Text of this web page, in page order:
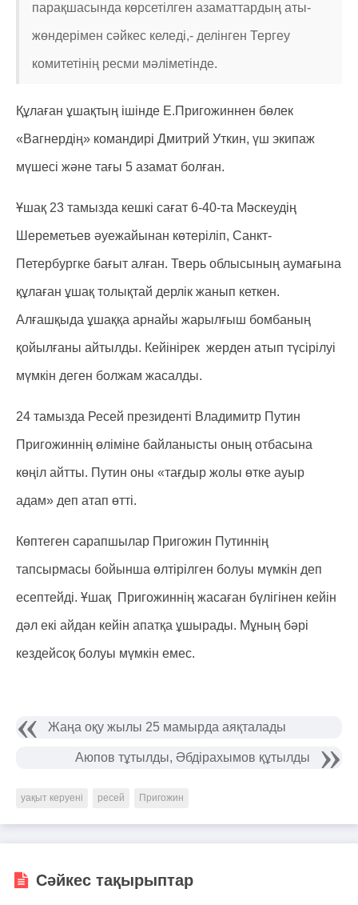
парақшасында көрсетілген азаматтардың аты-
жөндерімен сәйкес келеді,- делінген Тергеу
комитетінің ресми мәліметінде.
Құлаған ұшақтың ішінде Е.Пригожиннен бөлек
«Вагнердің» командирі Дмитрий Уткин, үш экипаж
мүшесі және тағы 5 азамат болған.
Ұшақ 23 тамызда кешкі сағат 6-40-та Мәскеудің
Шереметьев әуежайынан көтеріліп, Санкт-
Петербургке бағыт алған. Тверь облысының аумағына
құлаған ұшақ толықтай дерлік жанып кеткен.
Алғашқыда ұшаққа арнайы жарылғыш бомбаның
қойылғаны айтылды. Кейінірек жерден атып түсірілуі
мүмкін деген болжам жасалды.
24 тамызда Ресей президенті Владимитр Путин
Пригожиннің өліміне байланысты оның отбасына
көңіл айтты. Путин оны «тағдыр жолы өтке ауыр
адам» деп атап өтті.
Көптеген сарапшылар Пригожин Путиннің
тапсырмасы бойынша өлтірілген болуы мүмкін деп
есептейді. Ұшақ Пригожиннің жасаған бүлігінен кейін
дәл екі айдан кейін апатқа ұшырады. Мұның бәрі
кездейсоқ болуы мүмкін емес.
Жаңа оқу жылы 25 мамырда аяқталады
Аюпов тұтылды, Әбдірахымов құтылды
уақыт керуені ресей Пригожин
Сәйкес тақырыптар